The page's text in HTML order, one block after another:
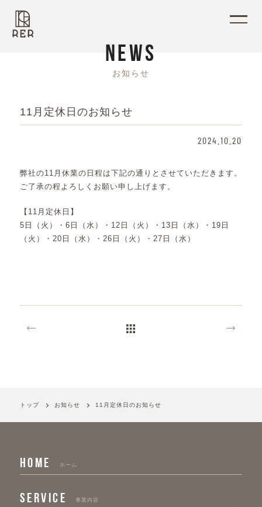
NEWS
お 知 ら せ
11月定休日のお知らせ
2024.10.20
弊社の11月休業の日程は下記の通りとさせていただきます。
ご了承の程よろしくお願い申し上げます。
【11月定休日】
5日（火）・6日（水）・12日（火）・13日（水）・19日
（火）・20日（水）・26日（火）・27日（水）
トップ お知らせ 11月定休日のお知らせ
HOME ホーム
SERVICE 事業内容